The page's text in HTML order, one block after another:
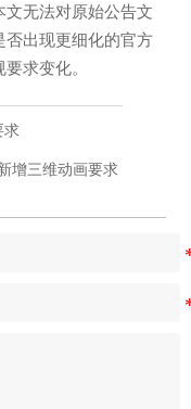
无法对原始公告文
否出现更细化的官方
求变化。
求
增三维动画要求